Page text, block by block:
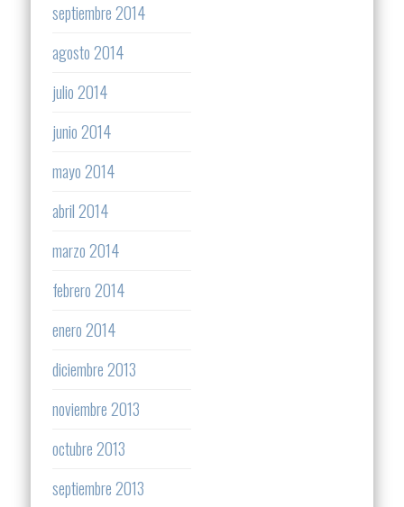
septiembre 2014
agosto 2014
julio 2014
junio 2014
mayo 2014
abril 2014
marzo 2014
febrero 2014
enero 2014
diciembre 2013
noviembre 2013
octubre 2013
septiembre 2013